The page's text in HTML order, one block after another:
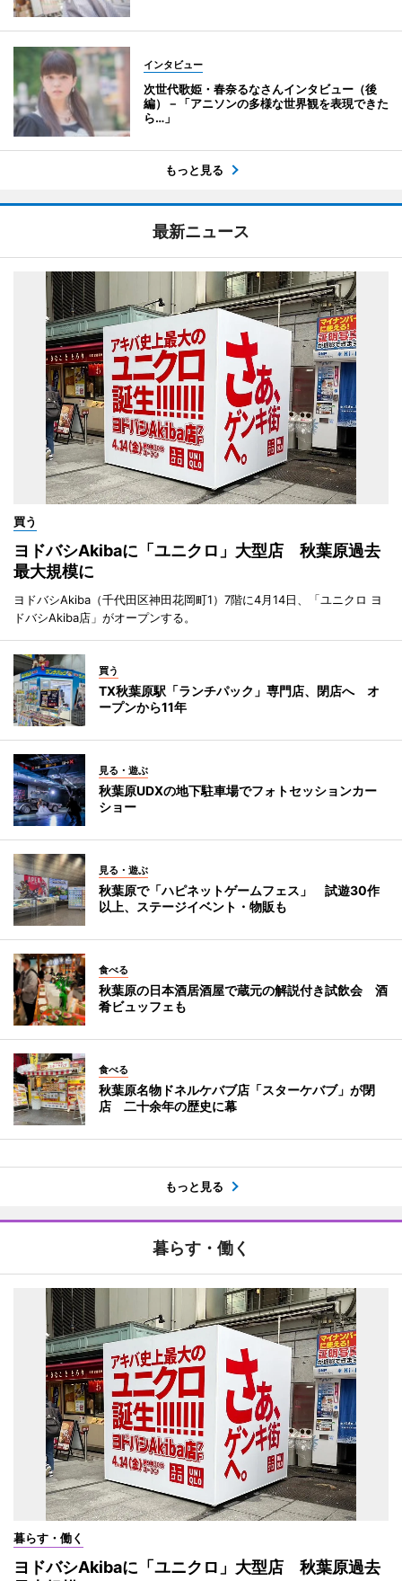
インタビュー
次世代歌姫・春奈るなさんインタビュー（後
編）－「アニソンの多様な世界観を表現できた
ら…」
もっと見る
最新ニュース
買う
ヨドバシAkibaに「ユニクロ」大型店 秋葉原過去
最大規模に
ヨドバシAkiba（千代田区神田花岡町1）7階に4月14日、「ユニクロ ヨ
ドバシAkiba店」がオープンする。
買う
TX秋葉原駅「ランチパック」専門店、閉店へ オ
ープンから11年
見る・遊ぶ
秋葉原UDXの地下駐車場でフォトセッションカー
ショー
見る・遊ぶ
秋葉原で「ハピネットゲームフェス」 試遊30作
以上、ステージイベント・物販も
食べる
秋葉原の日本酒居酒屋で蔵元の解説付き試飲会 酒
肴ビュッフェも
食べる
秋葉原名物ドネルケバブ店「スターケバブ」が閉
店 二十余年の歴史に幕
もっと見る
暮らす・働く
暮らす・働く
ヨドバシAkibaに「ユニクロ」大型店 秋葉原過去